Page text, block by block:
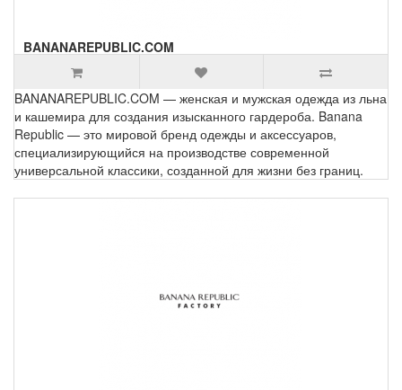
BANANAREPUBLIC.COM
BANANAREPUBLIC.COM — женская и мужская одежда из льна
и кашемира для создания изысканного гардероба. Banana
Republic — это мировой бренд одежды и аксессуаров,
специализирующийся на производстве современной
универсальной классики, созданной для жизни без границ.